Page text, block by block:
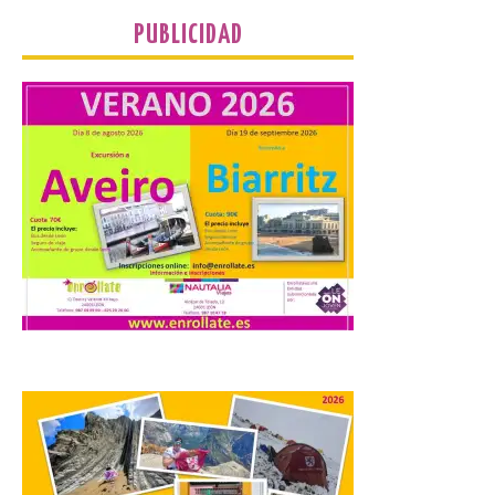
riesgo de colapso. Los procuradores de
Unión del Pueblo […]
La Universidad de León
distribuye folletos con la
programación del evento
del eclipse solar que
organiza con la ESA y el
Ayuntamiento
7 Ago 2026
Información Turística de
León e incluyen, además
del programa del evento, una guía
práctica con recomendaciones
elaboradas por especialistas para
PUBLICIDAD